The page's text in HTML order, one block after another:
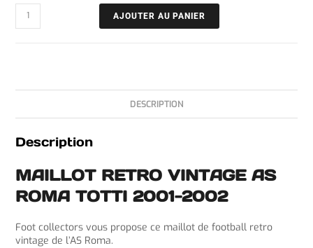
AJOUTER AU PANIER
DESCRIPTION
Description
MAILLOT RETRO VINTAGE AS
ROMA TOTTI 2001-2002
Foot collectors vous propose ce maillot de football retro
vintage de l’AS Roma.